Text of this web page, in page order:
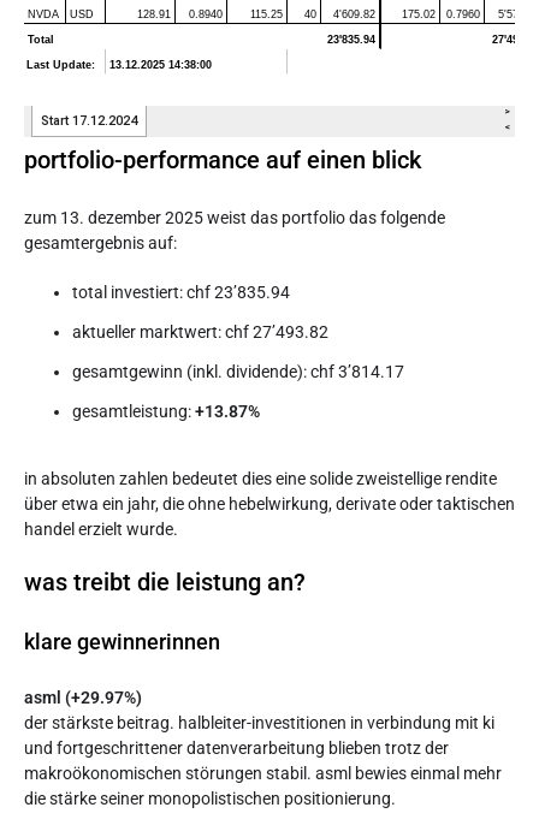
portfolio-performance auf einen blick
zum 13. dezember 2025 weist das portfolio das folgende
gesamtergebnis auf:
total investiert: chf 23’835.94
aktueller marktwert: chf 27’493.82
gesamtgewinn (inkl. dividende): chf 3’814.17
gesamtleistung:+13.87%
in absoluten zahlen bedeutet dies eine solide zweistellige rendite
über etwa ein jahr, die ohne hebelwirkung, derivate oder taktischen
handel erzielt wurde.
was treibt die leistung an?
klare gewinnerinnen
asml (+29.97%)
der stärkste beitrag. halbleiter-investitionen in verbindung mit ki
und fortgeschrittener datenverarbeitung blieben trotz der
makroökonomischen störungen stabil. asml bewies einmal mehr
die stärke seiner monopolistischen positionierung.